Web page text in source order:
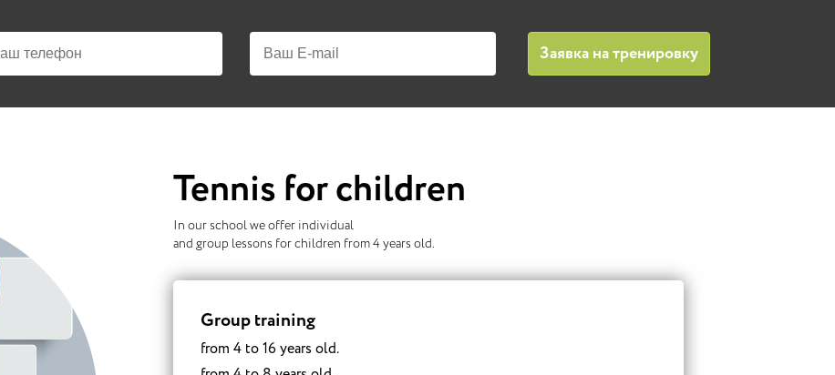
Tennis for children
In our school we offer individual
and group lessons for children from 4 years old.
Group training
from 4 to 16 years old.